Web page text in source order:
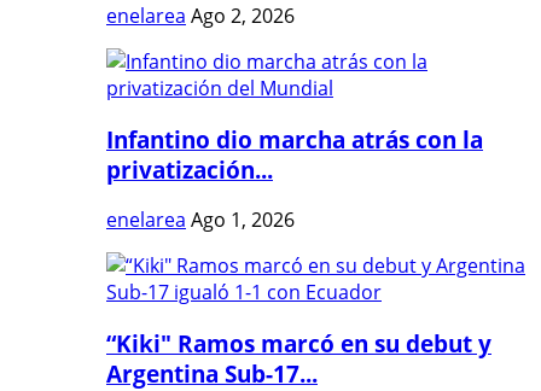
enelarea Ago 2, 2026
Infantino dio marcha atrás con la
privatización...
enelarea Ago 1, 2026
“Kiki" Ramos marcó en su debut y
Argentina Sub-17...